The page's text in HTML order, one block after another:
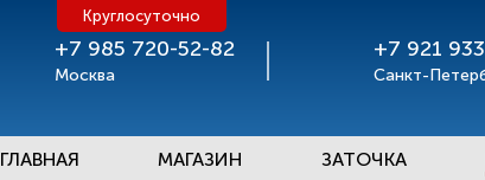
+7 985 720-52-82
Москва
Круглосуточно
+7 921
Санкт-
ГЛАВНАЯ МАГАЗИН ЗАТОЧКА